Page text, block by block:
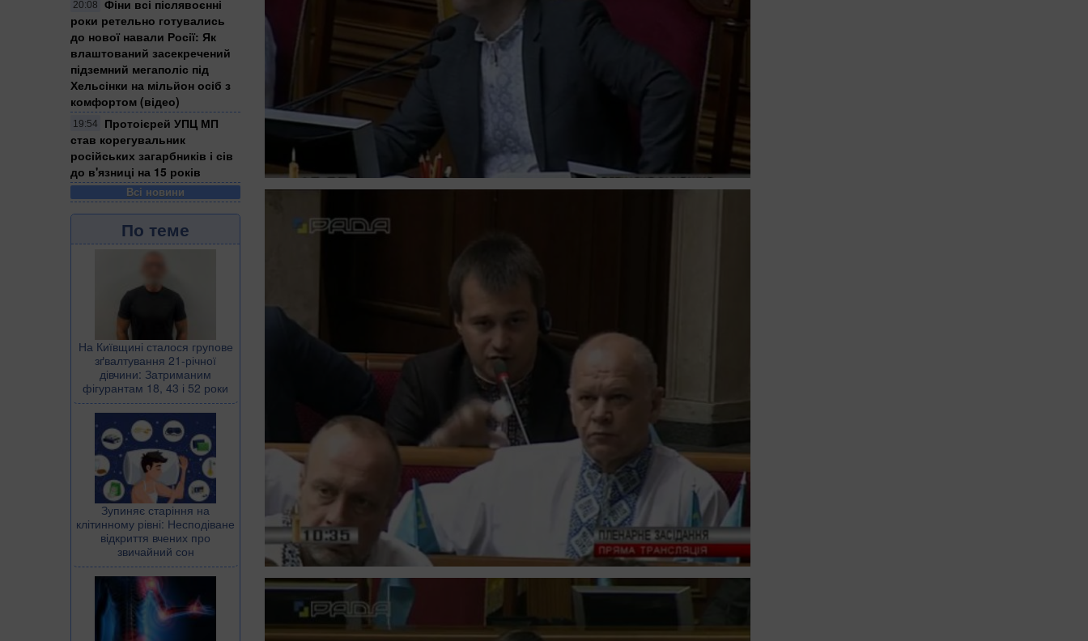
20:08
Фіни всі післявоєнні
роки ретельно готувались
до нової навали Росії: Як
влаштований засекречений
підземний мегаполіс під
Хельсінки на мільйон осіб з
комфортом (відео)
19:54
Протоієрей УПЦ МП
став корегувальник
російських загарбників і сів
до в'язниці на 15 років
Всі новини
По теме
На Київщині сталося групове
зґвалтування 21-річної
дівчини: Затриманим
фігурантам 18, 43 і 52 роки
Зупиняє старіння на
клітинному рівні: Несподіване
відкриття вчених про
звичайний сон